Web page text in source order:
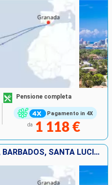
Pagamento in 4X
Pensione completa
da 1 118 €
SAINT MARTIN, DOMINICA, BARBADOS, SANTA LUCIA, GRENADA, ARUBA, STATI UNITI